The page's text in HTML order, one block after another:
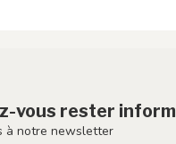
vous rester
à notre newsletter